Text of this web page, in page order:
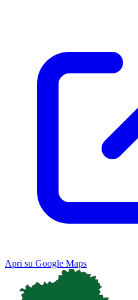
Apri su Google Maps
Map Satellite
Keyboard shortcuts